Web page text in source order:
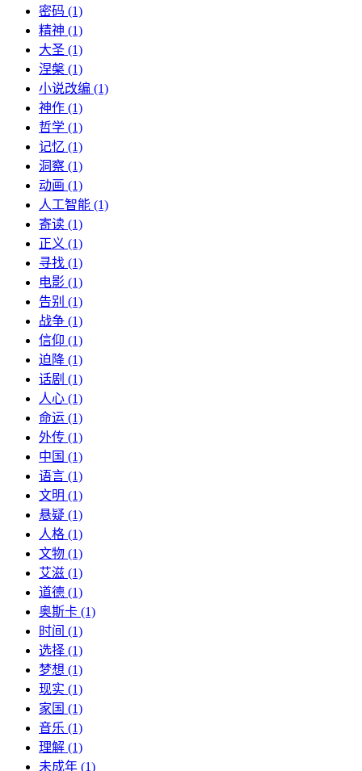
密码 (1)
精神 (1)
大圣 (1)
涅槃 (1)
小说改编 (1)
神作 (1)
哲学 (1)
记忆 (1)
洞察 (1)
动画 (1)
人工智能 (1)
寄读 (1)
正义 (1)
寻找 (1)
电影 (1)
告别 (1)
战争 (1)
信仰 (1)
迫降 (1)
话剧 (1)
人心 (1)
命运 (1)
外传 (1)
中国 (1)
语言 (1)
文明 (1)
悬疑 (1)
人格 (1)
文物 (1)
艾滋 (1)
道德 (1)
奥斯卡 (1)
时间 (1)
选择 (1)
梦想 (1)
现实 (1)
家国 (1)
音乐 (1)
理解 (1)
未成年 (1)